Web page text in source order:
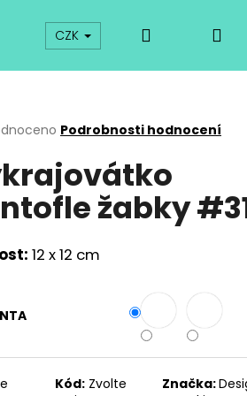
Kurzy Odkazy
CZK
Podrobnosti hodnocení
žabky
12 x 12 cm
Kód: Zvolte
Značka: